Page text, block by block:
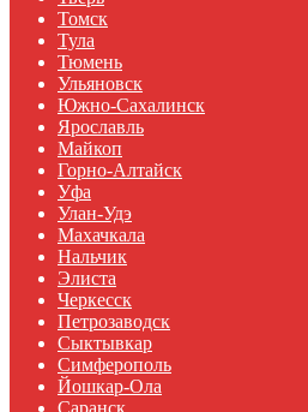
Томск
Тула
Тюмень
Ульяновск
Южно-Сахалинск
Ярославль
Майкоп
Горно-Алтайск
Уфа
Улан-Удэ
Махачкала
Нальчик
Элиста
Черкесск
Петрозаводск
Сыктывкар
Симферополь
Йошкар-Ола